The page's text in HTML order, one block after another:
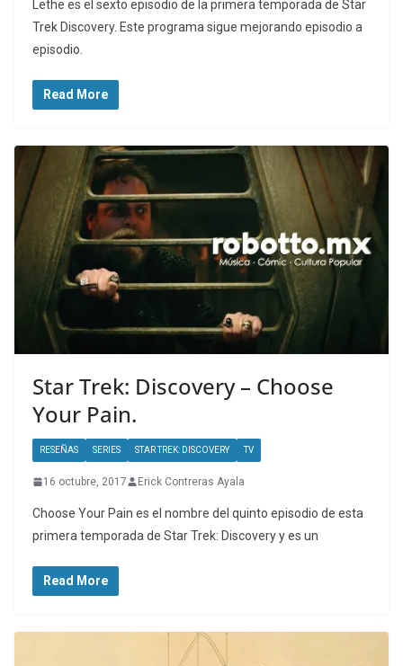
Lethe es el sexto episodio de la primera temporada de Star
Trek Discovery. Este programa sigue mejorando episodio a
episodio.
Read More
Star Trek: Discovery – Choose
Your Pain.
RESEÑAS SERIES STAR TREK: DISCOVERY TV
16 octubre, 2017 Erick Contreras Ayala
Choose Your Pain es el nombre del quinto episodio de esta
primera temporada de Star Trek: Discovery y es un
Read More